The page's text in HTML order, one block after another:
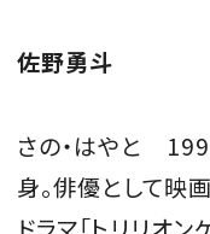
佐野勇斗
さの・はやと
身。俳優として映